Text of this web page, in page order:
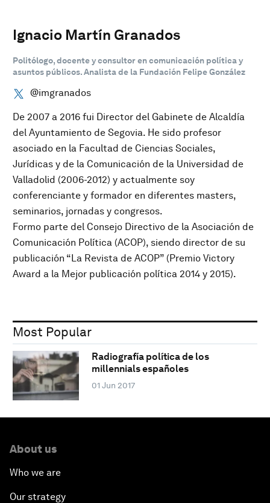
Ignacio Martín Granados
Politólogo, docente y consultor en comunicación política y
asuntos públicos. Analista de la Fundación Felipe González
@imgranados
De 2007 a 2016 fui Director del Gabinete de Alcaldía
del Ayuntamiento de Segovia. He sido profesor
asociado en la Facultad de Ciencias Sociales,
Jurídicas y de la Comunicación de la Universidad de
Valladolid (2006-2012) y actualmente soy
conferenciante y formador en diferentes masters,
seminarios, jornadas y congresos.
Formo parte del Consejo Directivo de la Asociación de
Comunicación Política (ACOP), siendo director de su
publicación “La Revista de ACOP” (Premio Victory
Award a la Mejor publicación política 2014 y 2015).
Most Popular
Radiografía política de los
millennials españoles
01 Jun 2017
About us
Who we are
Our strategy